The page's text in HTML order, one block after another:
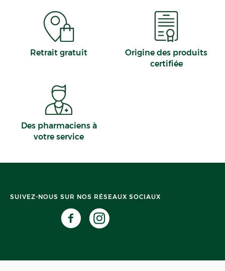
Retrait gratuit
Origine des produits
certifiée
Des pharmaciens à
votre service
SUIVEZ-NOUS SUR NOS RÉSEAUX SOCIAUX